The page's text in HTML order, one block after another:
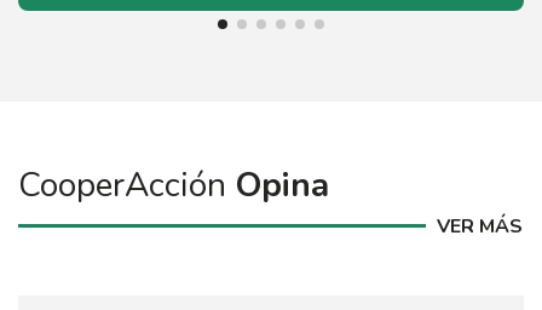
CooperAcción Opina
VER MÁS